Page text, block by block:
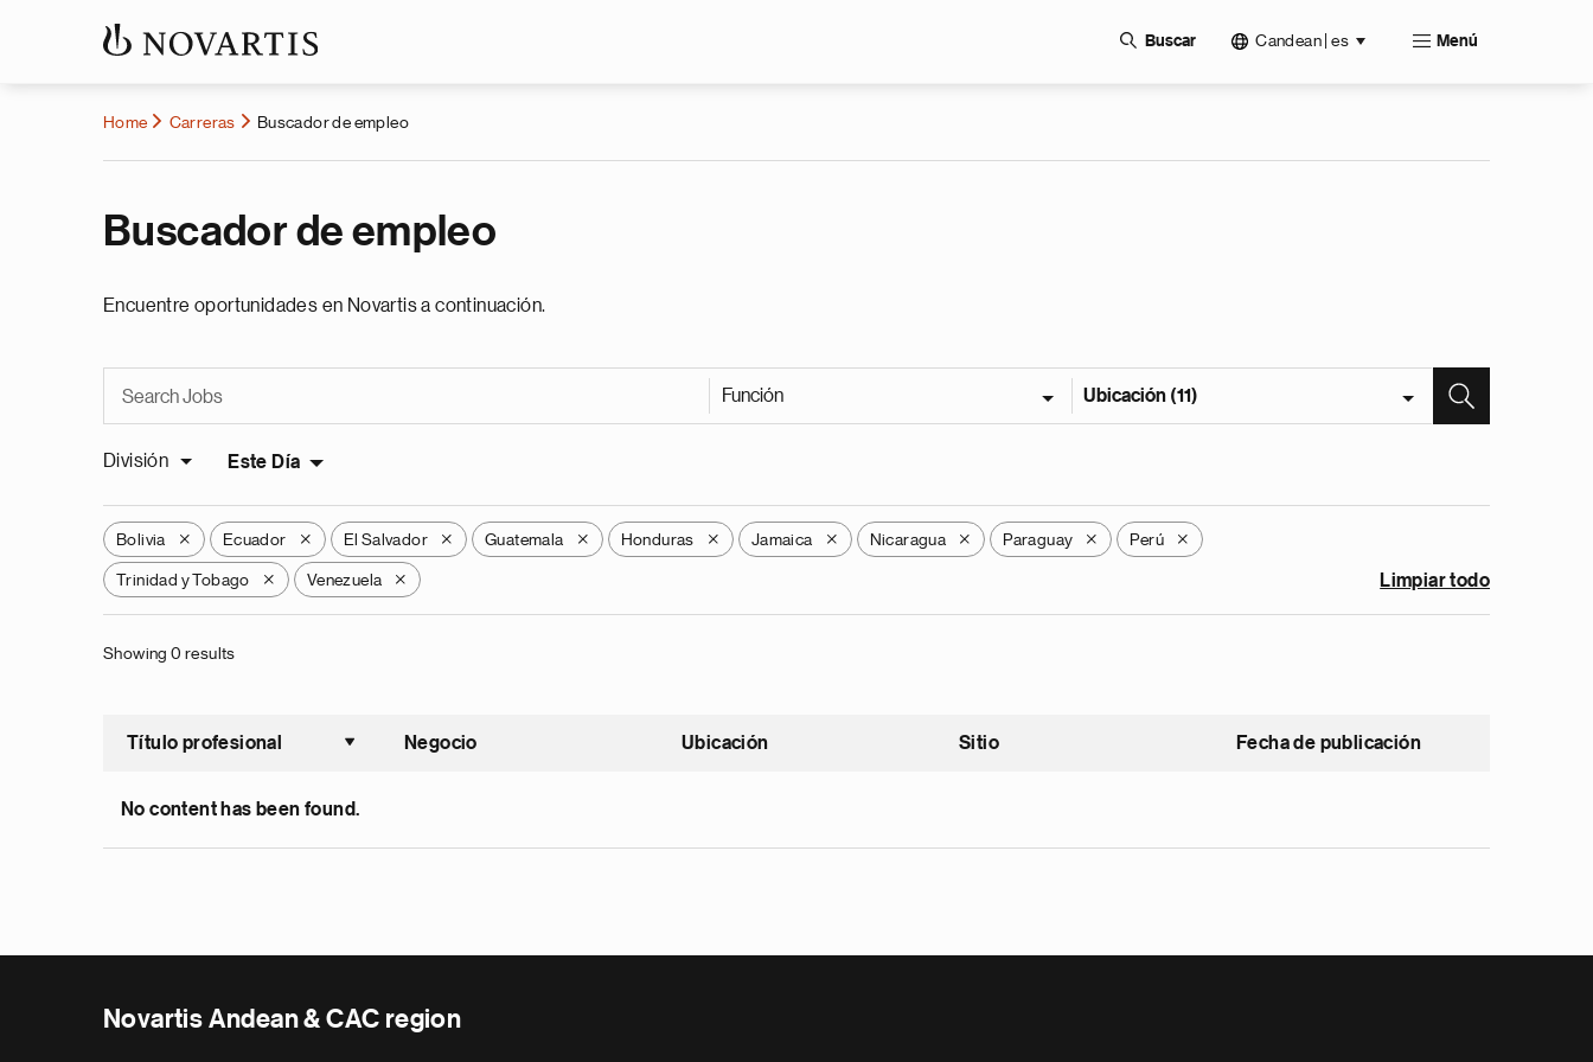
Buscar Candean | es Menú
Home Carreras Buscador de empleo
Buscador de empleo
Encuentre oportunidades en Novartis a continuación.
Función Ubicación (11)
División Este Día
Bolivia X Ecuador X El Salvador X Guatemala X Honduras X Jamaica X Nicaragua X Paraguay X Perú X
Trinidad y Tobago X Venezuela X Limpiar todo
Showing 0 results
Título profesional
Ordenar ascendente
Negocio Ubicación Sitio Fecha de publicación
No content has been found.
Novartis Andean & CAC region